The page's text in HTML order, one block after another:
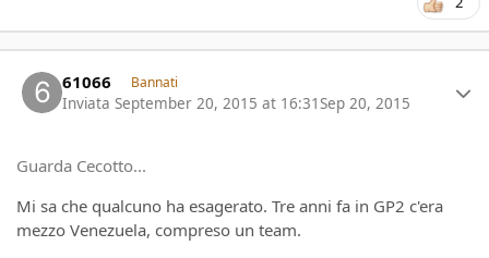
61066 Bannati
Inviata September 20, 2015 at 16:31Sep 20, 2015
Guarda Cecotto...
Mi sa che qualcuno ha esagerato. Tre anni fa in GP2 c'era
mezzo Venezuela, compreso un team.